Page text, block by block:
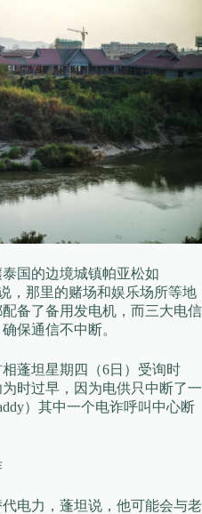
国的边境城镇帕亚松如
，那里的赌场和娱乐场所等地
备了备用发电机，而三大电信
保通信不中断。
蓬坦星期四（6日）受询时
时过早，因为电供只中断了一
）其中一个电诈呼叫中心断
电力，蓬坦说，他可能会与老